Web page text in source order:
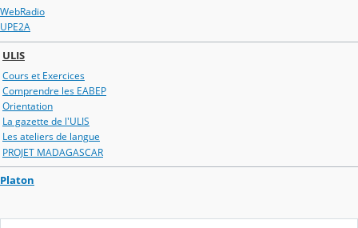
WebRadio
UPE2A
ULIS
Cours et Exercices
Comprendre les EABEP
Orientation
La gazette de l'ULIS
Les ateliers de langue
PROJET MADAGASCAR
Platon